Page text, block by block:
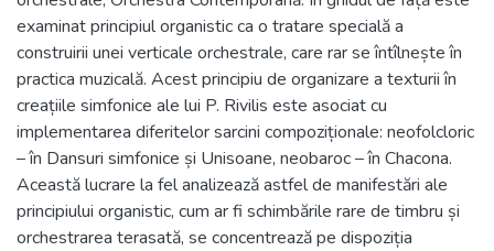
examinat principiul organistic ca o tratare specială a
construirii unei verticale orchestrale, care rar se întîlnește în
practica muzicală. Acest principiu de organizare a texturii în
creațiile simfonice ale lui P. Rivilis este asociat cu
implementarea diferitelor sarcini compoziționale: neofolcloric
– în Dansuri simfonice și Unisoane, neobaroc – în Chacona.
Această lucrare la fel analizează astfel de manifestări ale
principiului organistic, cum ar fi schimbările rare de timbru și
orchestrarea terasată, se concentrează pe dispoziția